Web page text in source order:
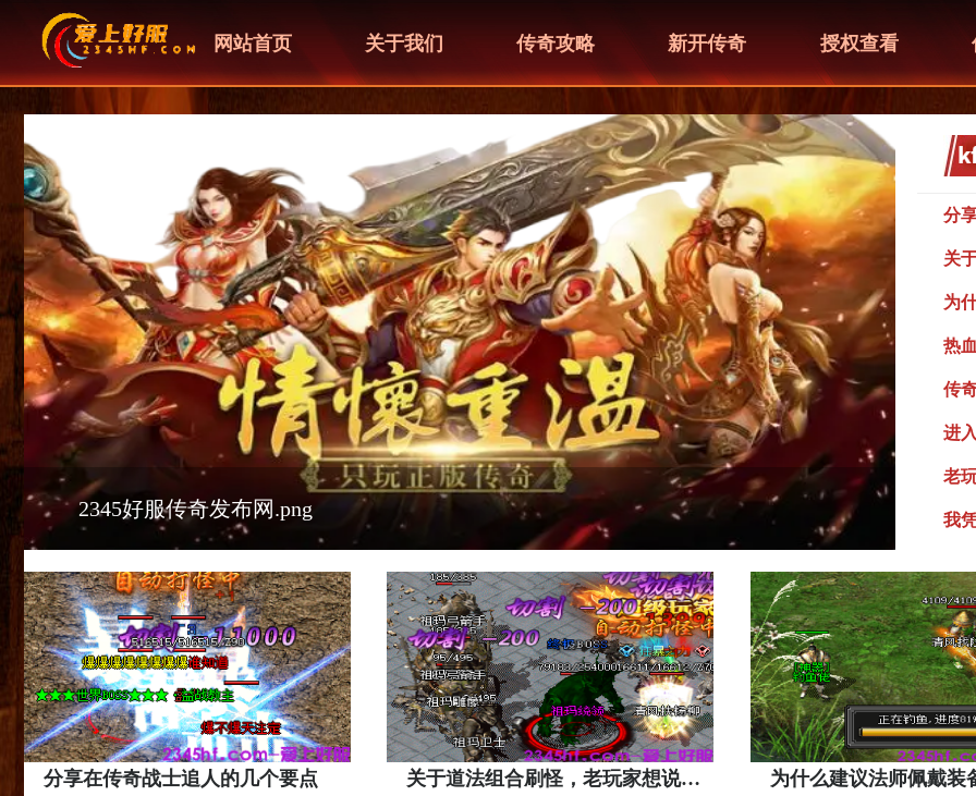
网站首页 关于我们 传奇攻略 新开传奇 授权查看
2345好服传奇发布网.png
分
关
为
热
传
进
老
我
分享在传奇战士追人的几个要点 关于道法组合刷怪，老玩家想说的几句真心话